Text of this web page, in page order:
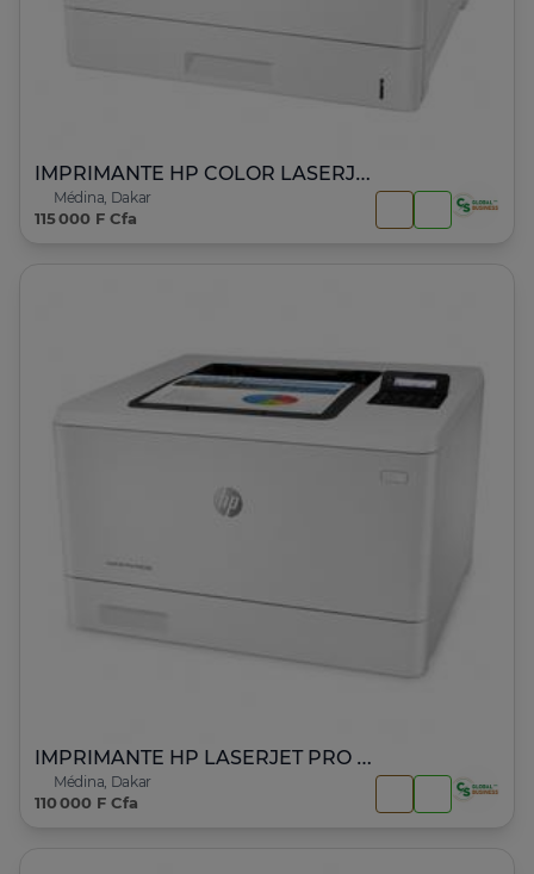
IMPRIMANTE HP COLOR LASERJET ENTERPRISE M553
Médina, Dakar
115 000 F Cfa
IMPRIMANTE HP LASERJET PRO M452dn
Médina, Dakar
110 000 F Cfa